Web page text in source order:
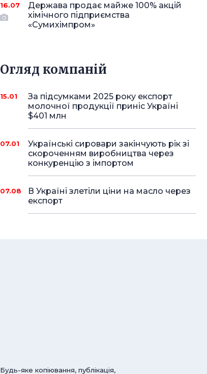
16.07
Держава продає майже 100% акцій
хімічного підприємства
«Сумихімпром»
Огляд компаній
15.01
За підсумками 2025 року експорт
молочної продукції приніс Україні
$401 млн
07.01
Українські сировари закінчують рік зі
скороченням виробництва через
конкуренцію з імпортом
07.08
В Україні злетіли ціни на масло через
експорт
Будь-яке копіювання, публікація,